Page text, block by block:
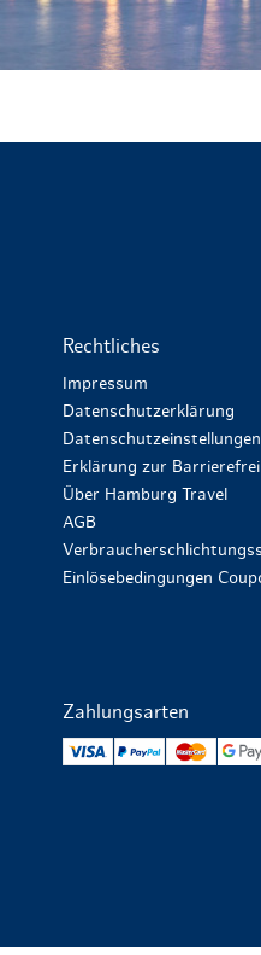
Rechtliches
Impressum
Datenschutzerklärung
Datenschutzeinstellungen
Erklärung zur
Über Hamburg Travel
AGB
Einlösebedingungen
Zahlungsarten
VISA PayPal Mastercard